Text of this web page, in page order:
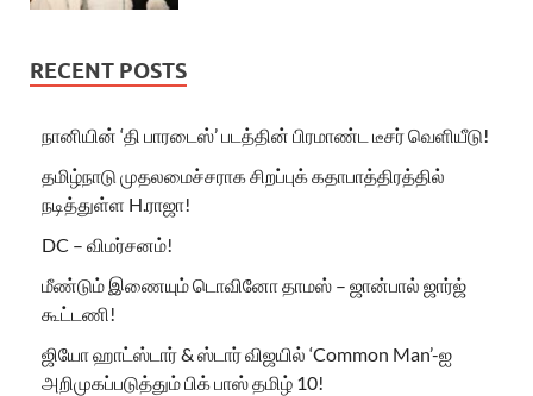
RECENT POSTS
நானியின் ‘தி பாரடைஸ்’ படத்தின் பிரமாண்ட டீசர் வெளியீடு!
தமிழ்நாடு முதலமைச்சராக சிறப்புக் கதாபாத்திரத்தில்
நடித்துள்ள H.ராஜா!
DC – விமர்சனம்!
மீண்டும் இணையும் டொவினோ தாமஸ் – ஜான்பால் ஜார்ஜ்
கூட்டணி!
ஜியோ ஹாட்ஸ்டார் & ஸ்டார் விஜயில் ‘Common Man’-ஐ
அறிமுகப்படுத்தும் பிக் பாஸ் தமிழ் 10!